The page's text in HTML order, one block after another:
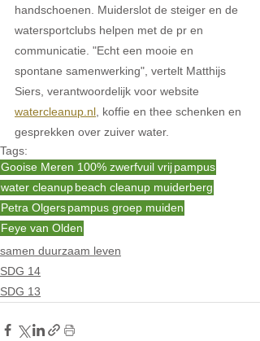
handschoenen. Muiderslot de steiger en de
watersportclubs helpen met de pr en
communicatie. "Echt een mooie en
spontane samenwerking", vertelt Matthijs
Siers, verantwoordelijk voor website
watercleanup.nl, koffie en thee schenken en
gesprekken over zuiver water.
Tags:
Gooise Meren 100% zwerfvuil vrijpampus
water cleanupbeach cleanup muiderberg
Petra Olgerspampus groep muiden
Feye van Olden
samen duurzaam leven
SDG 14
SDG 13